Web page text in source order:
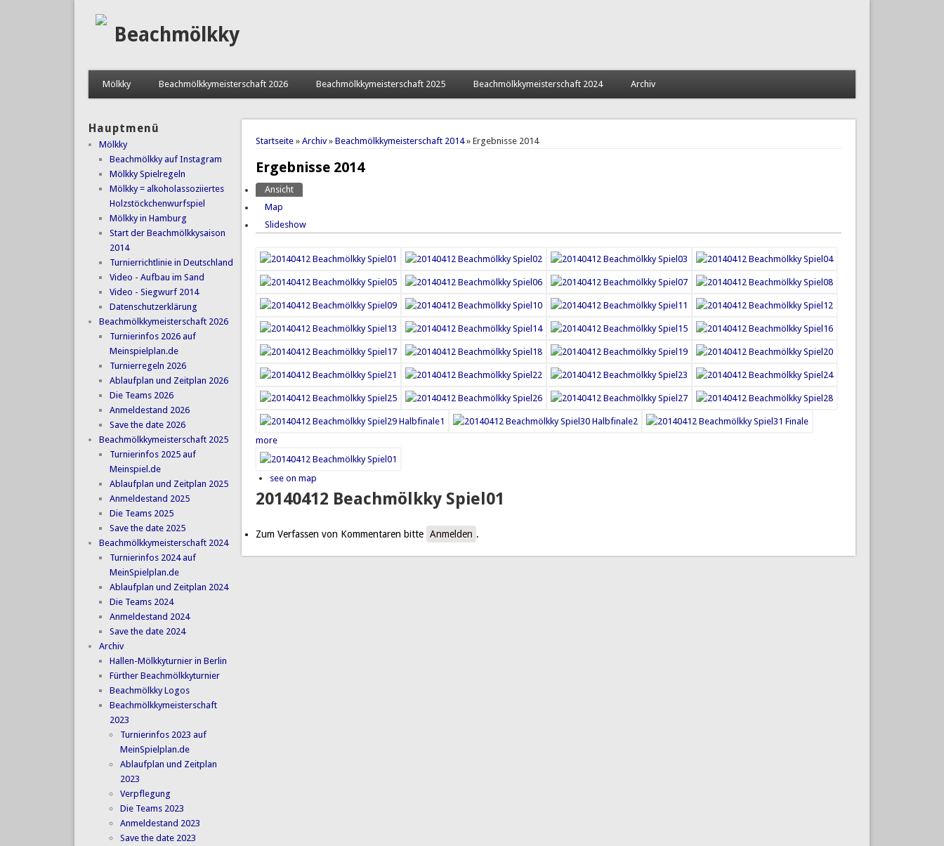
Beachmölkky
Mölkky Beachmölkkymeisterschaft 2026 Beachmölkkymeisterschaft 2025 Beachmölkkymeisterschaft 2024 Archiv
Sie sind hier
Startseite »Archiv »Beachmölkkymeisterschaft 2014» Ergebnisse 2014
Ergebnisse 2014
Haupt-Reiter
Ansicht
Map
Slideshow
more
see on map
20140412 Beachmölkky Spiel01
Zum Verfassen von Kommentaren bitte Anmelden .
Hauptmenü
Mölkky
Beachmölkky auf Instagram
Mölkky Spielregeln
Mölkky = alkoholassoziiertes
Holzstöckchenwurfspiel
Mölkky in Hamburg
Start der Beachmölkkysaison
2014
Turnierrichtlinie in Deutschland
Video - Aufbau im Sand
Video - Siegwurf 2014
Datenschutzerklärung
Beachmölkkymeisterschaft 2026
Turnierinfos 2026 auf
Meinspielplan.de
Turnierregeln 2026
Ablaufplan und Zeitplan 2026
Die Teams 2026
Anmeldestand 2026
Save the date 2026
Beachmölkkymeisterschaft 2025
Turnierinfos 2025 auf
Meinspiel.de
Ablaufplan und Zeitplan 2025
Anmeldestand 2025
Die Teams 2025
Save the date 2025
Beachmölkkymeisterschaft 2024
Turnierinfos 2024 auf
MeinSpielplan.de
Ablaufplan und Zeitplan 2024
Die Teams 2024
Anmeldestand 2024
Save the date 2024
Archiv
Hallen-Mölkkyturnier in Berlin
Fürther Beachmölkkyturnier
Beachmölkky Logos
Beachmölkkymeisterschaft
2023
Turnierinfos 2023 auf
MeinSpielplan.de
Ablaufplan und Zeitplan
2023
Verpflegung
Die Teams 2023
Anmeldestand 2023
Save the date 2023